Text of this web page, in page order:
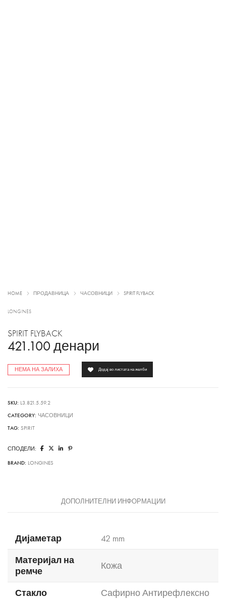
HOME ПРОДАВНИЦА ЧАСОВНИЦИ SPIRIT FLYBACK
LONGINES
SPIRIT FLYBACK
421.100 денари
НЕМА НА ЗАЛИХА Додај во листата на желби
SKU: L3.821.5.59.2
CATEGORY: ЧАСОВНИЦИ
TAG: SPIRIT
СПОДЕЛИ:
BRAND: LONGINES
ДОПОЛНИТЕЛНИ ИНФОРМАЦИИ
Дијаметар
42 mm
Материјал на
ремче
Кожа
Стакло
Сафирно Антирефлексно